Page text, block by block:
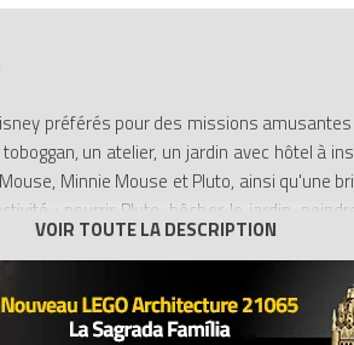
préférés pour des missions
un atelier, un jardin avec hôtel à
Minnie Mouse et Pluto, ainsi qu'une
: nourrir Pluto, bêcher le jardin,
des fraises ou préparer de la
les mains des personnages. Ce jouet
leurs amis. Contient 87 pièces.
petits rejoignent leurs amis Disney Jr